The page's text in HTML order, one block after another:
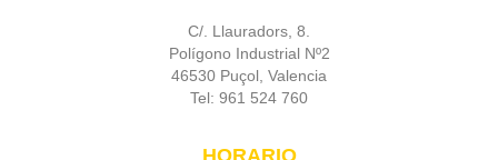
C/. Llauradors, 8.
Polígono Industrial Nº2
46530 Puçol, Valencia
Tel: 961 524 760